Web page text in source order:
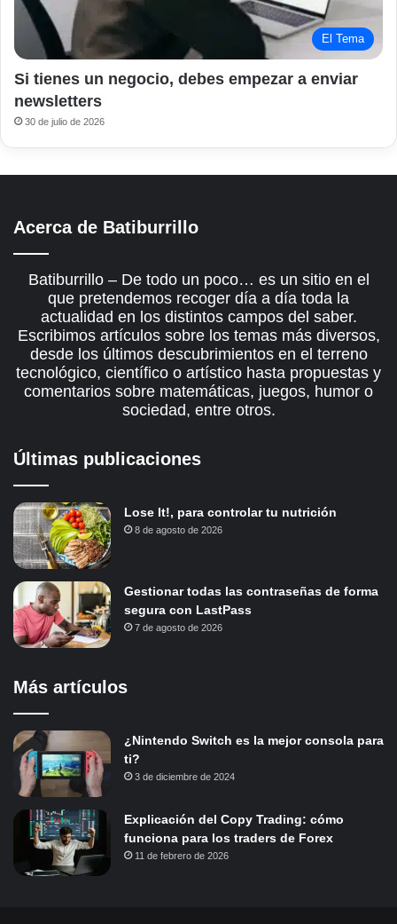
El Tema
Si tienes un negocio, debes empezar a enviar
newsletters
30 de julio de 2026
Acerca de Batiburrillo
Batiburrillo – De todo un poco… es un sitio en el
que pretendemos recoger día a día toda la
actualidad en los distintos campos del saber.
Escribimos artículos sobre los temas más diversos,
desde los últimos descubrimientos en el terreno
tecnológico, científico o artístico hasta propuestas y
comentarios sobre matemáticas, juegos, humor o
sociedad, entre otros.
Últimas publicaciones
Lose It!, para controlar tu nutrición
8 de agosto de 2026
Gestionar todas las contraseñas de forma
segura con LastPass
7 de agosto de 2026
Más artículos
¿Nintendo Switch es la mejor consola para
ti?
3 de diciembre de 2024
Explicación del Copy Trading: cómo
funciona para los traders de Forex
11 de febrero de 2026